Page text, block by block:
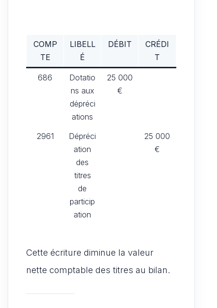
COMP
TE
LIBELL
É
DÉBIT
CRÉDI
T
686
Dotatio
ns aux
dépréci
ations
25 000
€
2961
Dépréci
ation
des
titres
de
particip
ation
25 000
€
Cette écriture diminue la valeur
nette comptable des titres au bilan.